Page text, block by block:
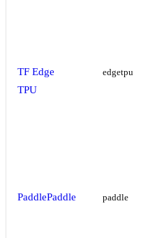
TF Edge
TPU
edgetpu
PaddlePaddle paddle